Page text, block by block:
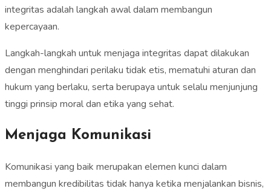
integritas adalah langkah awal dalam membangun
kepercayaan.
Langkah-langkah untuk menjaga integritas dapat dilakukan
dengan menghindari perilaku tidak etis, mematuhi aturan dan
hukum yang berlaku, serta berupaya untuk selalu menjunjung
tinggi prinsip moral dan etika yang sehat.
Menjaga Komunikasi
Komunikasi yang baik merupakan elemen kunci dalam
membangun kredibilitas tidak hanya ketika menjalankan bisnis,